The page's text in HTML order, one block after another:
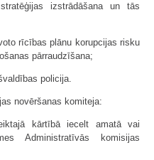
izstrādāšana un tās
rīcības plānu korupcijas risku
pārraudzīšana;
policija.
novēršanas komiteja:
kārtībā iecelt amatā vai
Administratīvās komisijas